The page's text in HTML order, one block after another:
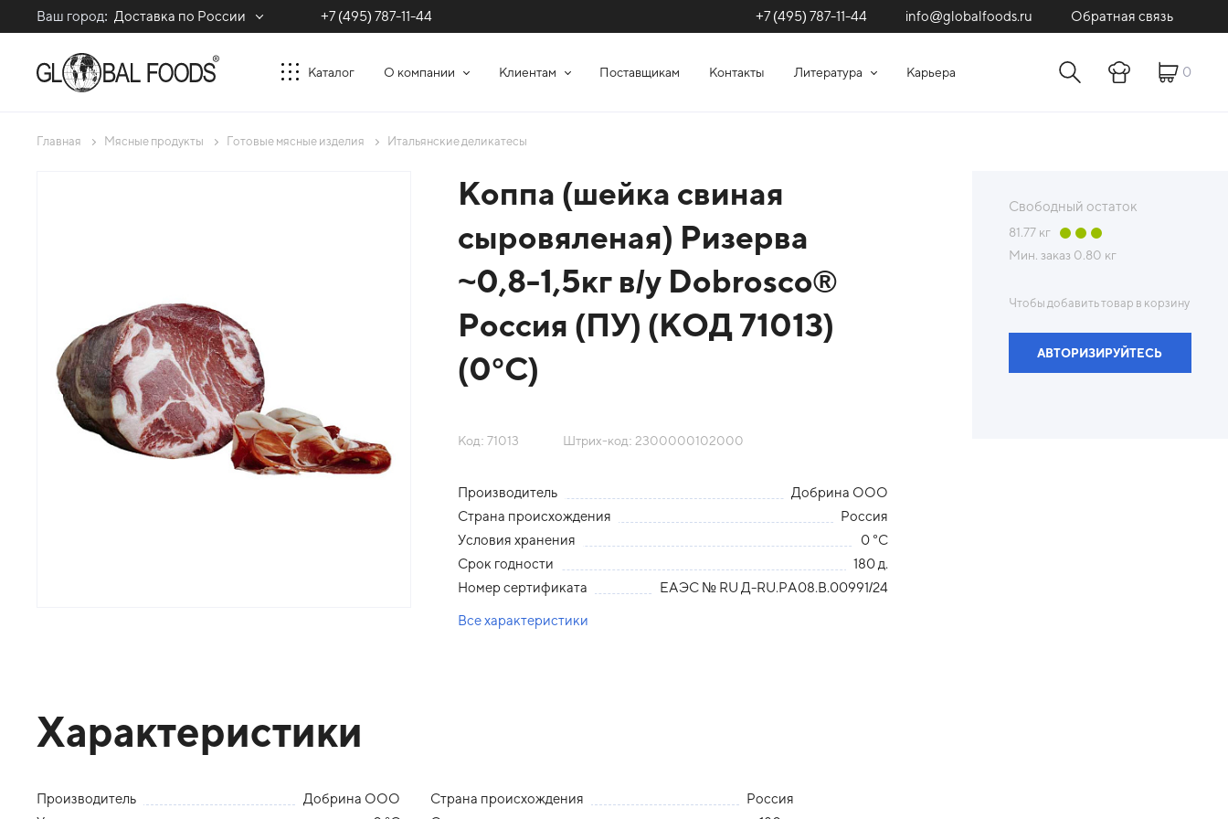
Ваш город: Доставка по России +7 (495) 787-11-44 +7 (495) 787-11-44 info@globalfoods.ru Обратная связь
Каталог О компании Клиентам Поставщикам Контакты Литература Карьера 0
Главная Мясные продукты Готовые мясные изделия Итальянские деликатесы
Коппа (шейка свиная
сыровяленая) Ризерва
~0,8-1,5кг в/у Dobrosco®
Россия (ПУ) (КОД 71013)
(0°С)
Код: 71013 Штрих-код: 2300000102000
Производитель
Добрина ООО
Страна происхождения
Россия
Условия хранения
0 °С
Срок годности
180 д.
Номер сертификата
ЕАЭС № RU Д-RU.РА08.В.00991/24
Все характеристики
Характеристики
Производитель Добрина ООО Страна происхождения
Россия
Свободный остаток
81.77кг
Мин. заказ 0.80 кг
Чтобы добавить товар в корзину
АВТОРИЗИРУЙТЕСЬ